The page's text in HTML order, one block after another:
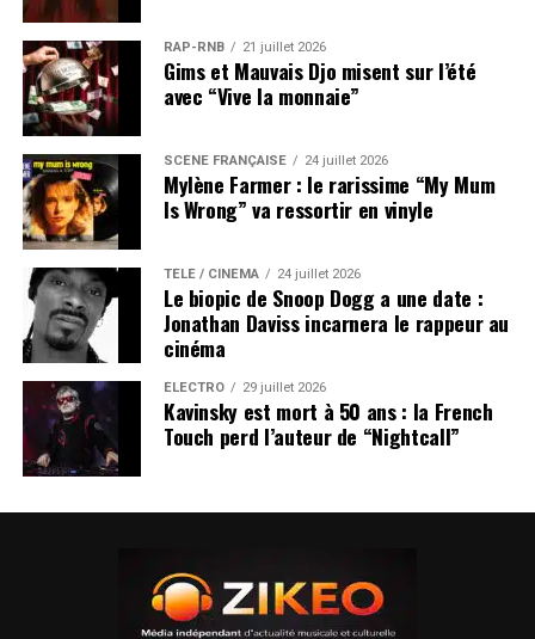
RAP-RNB 21 juillet 2026
Gims et Mauvais Djo misent sur l’été
avec “Vive la monnaie”
SCÈNE FRANÇAISE 24 juillet 2026
Mylène Farmer : le rarissime “My Mum
Is Wrong” va ressortir en vinyle
TÉLÉ / CINÉMA 24 juillet 2026
Le biopic de Snoop Dogg a une date :
Jonathan Daviss incarnera le rappeur au
cinéma
ÉLECTRO 29 juillet 2026
Kavinsky est mort à 50 ans : la French
Touch perd l’auteur de “Nightcall”